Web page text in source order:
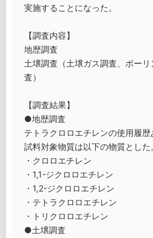
実施することになった。
【調査内容】
地歴調査
土壌調査（土壌ガス調査、ボー
査）
【調査結果】
●地歴調査
テトラクロロエチレンの使用履歴
試料対象物質は以下の物質とした
・クロロエチレン
・1,1-ジクロロエチレン
・1,2-ジクロロエチレン
・テトラクロロエチレン
・トリクロロエチレン
●土壌調査